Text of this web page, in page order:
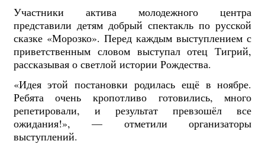
Участники актива молодежного центра
представили детям добрый спектакль по русской
сказке «Морозко». Перед каждым выступлением с
приветственным словом выступал отец Тигрий,
рассказывая о светлой истории Рождества.
«Идея этой постановки родилась ещё в ноябре.
Ребята очень кропотливо готовились, много
репетировали, и результат превзошёл все
ожидания!», — отметили организаторы
выступлений.